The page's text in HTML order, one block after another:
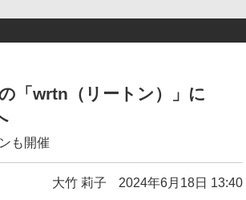
「wrtn（リートン）」に
も開催
大竹 莉子 2024年6月18日 13:40